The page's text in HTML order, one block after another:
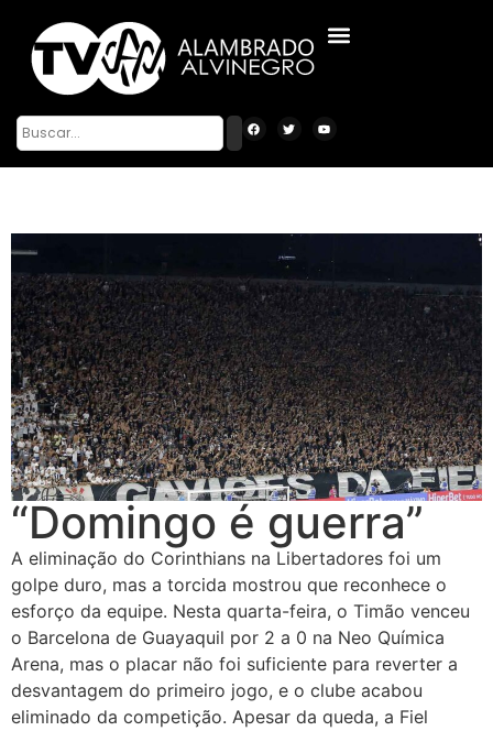
“Domingo é guerra”
A eliminação do Corinthians na Libertadores foi um
golpe duro, mas a torcida mostrou que reconhece o
esforço da equipe. Nesta quarta-feira, o Timão venceu
o Barcelona de Guayaquil por 2 a 0 na Neo Química
Arena, mas o placar não foi suficiente para reverter a
desvantagem do primeiro jogo, e o clube acabou
eliminado da competição. Apesar da queda, a Fiel